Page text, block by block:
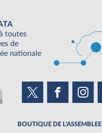
toutes
de
nationale
BOUTIQUE DE L'ASSEMBLEE